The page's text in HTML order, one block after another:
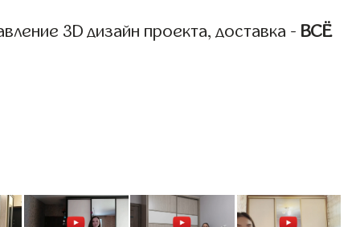
3D дизайн проекта, доставка - ВСЁ